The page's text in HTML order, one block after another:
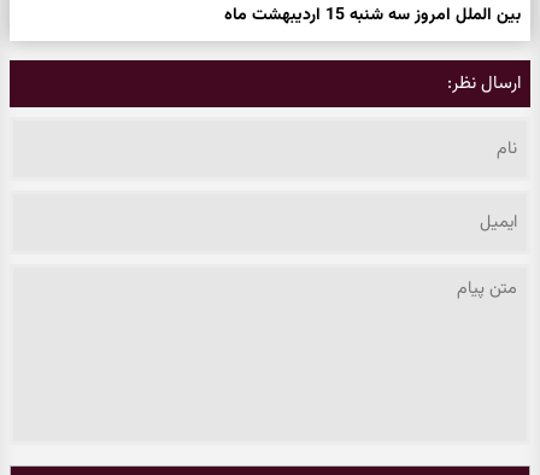
بین الملل امروز سه شنبه 15 اردیبهشت ماه
ارسال نظر: